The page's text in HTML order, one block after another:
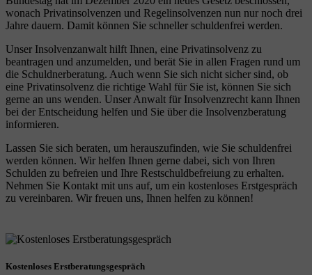
wonach Privatinsolvenzen und Regelinsolvenzen nun nur noch drei
Jahre dauern. Damit können Sie schneller schuldenfrei werden.
Unser Insolvenzanwalt hilft Ihnen, eine Privatinsolvenz zu
beantragen und anzumelden, und berät Sie in allen Fragen rund um
die Schuldnerberatung. Auch wenn Sie sich nicht sicher sind, ob
eine Privatinsolvenz die richtige Wahl für Sie ist, können Sie sich
gerne an uns wenden. Unser Anwalt für Insolvenzrecht kann Ihnen
bei der Entscheidung helfen und Sie über die Insolvenzberatung
informieren.
Lassen Sie sich beraten, um herauszufinden, wie Sie schuldenfrei
werden können. Wir helfen Ihnen gerne dabei, sich von Ihren
Schulden zu befreien und Ihre Restschuldbefreiung zu erhalten.
Nehmen Sie Kontakt mit uns auf, um ein kostenloses Erstgespräch
zu vereinbaren. Wir freuen uns, Ihnen helfen zu können!
Kostenloses Erstberatungsgespräch